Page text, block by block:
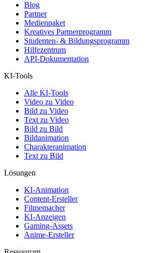
Blog
Partner
Medienpaket
Kreatives Partnerprogramm
Studenten- & Bildungsprogramm
Hilfezentrum
API-Dokumentation
KI-Tools
Alle KI-Tools
Video zu Video
Bild zu Video
Text zu Video
Bild zu Bild
Bildanimation
Charakteranimation
Text zu Bild
Lösungen
KI-Animation
Content-Ersteller
Filmemacher
KI-Anzeigen
Gaming-Assets
Anime-Ersteller